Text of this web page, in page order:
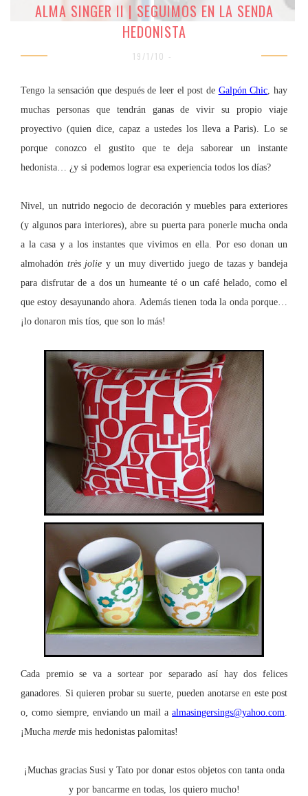
ALMA SINGER II | SEGUIMOS EN LA SENDA
HEDONISTA
19/1/10 -
Tengo la sensación que después de leer el post de Galpón Chic, hay
muchas personas que tendrán ganas de vivir su propio viaje
proyectivo (quien dice, capaz a ustedes los lleva a Paris). Lo se
porque conozco el gustito que te deja saborear un instante
hedonista… ¿y si podemos lograr esa experiencia todos los días?
Nivel, un nutrido negocio de decoración y muebles para exteriores
(y algunos para interiores), abre su puerta para ponerle mucha onda
a la casa y a los instantes que vivimos en ella. Por eso donan un
almohadón très jolie y un muy divertido juego de tazas y bandeja
para disfrutar de a dos un humeante té o un café helado, como el
que estoy desayunando ahora. Además tienen toda la onda porque…
¡lo donaron mis tíos, que son lo más!
Cada premio se va a sortear por separado así hay dos felices
ganadores. Si quieren probar su suerte, pueden anotarse en este post
o, como siempre, enviando un mail a almasingersings@yahoo.com.
¡Mucha merde mis hedonistas palomitas!
¡Muchas gracias Susi y Tato por donar estos objetos con tanta onda
y por bancarme en todas, los quiero mucho!